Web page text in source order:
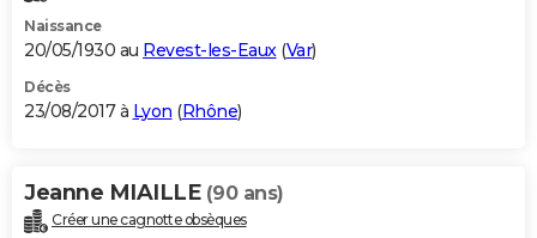
Naissance
20/05/1930 au Revest-les-Eaux(Var)
Décès
23/08/2017 à Lyon (Rhône)
Jeanne MIAILLE (90 ans)
Créer une cagnotte obsèques